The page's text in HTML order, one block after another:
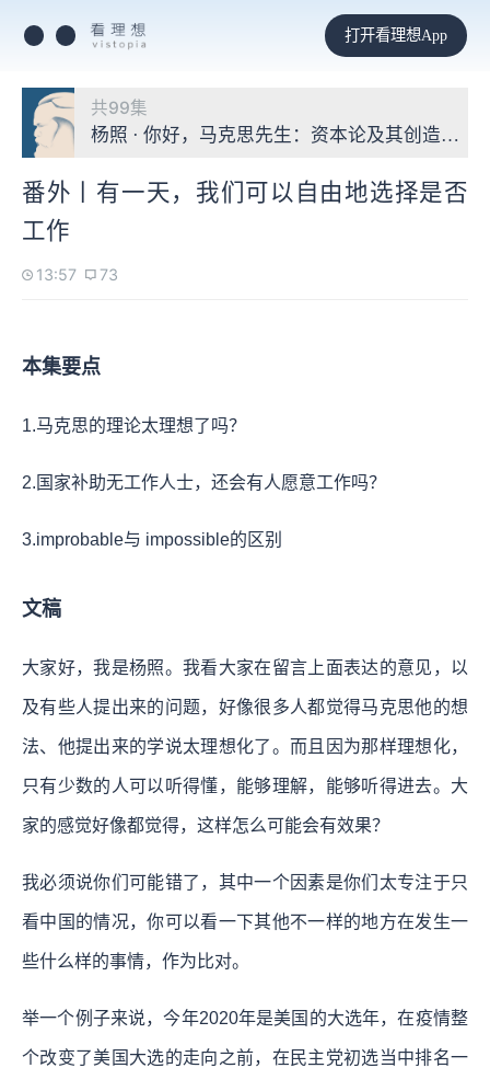
打开看理想App
共99集
杨照 · 你好，马克思先生：资本论及其创造的世
番外丨有一天，我们可以自由地选择是否
工作
13:57 73
本集要点
1.马克思的理论太理想了吗？
2.国家补助无工作人士，还会有人愿意工作吗？
3.improbable与 impossible的区别
文稿
大家好，我是杨照。我看大家在留言上面表达的意见，以
及有些人提出来的问题，好像很多人都觉得马克思他的想
法、他提出来的学说太理想化了。而且因为那样理想化，
只有少数的人可以听得懂，能够理解，能够听得进去。大
家的感觉好像都觉得，这样怎么可能会有效果？
我必须说你们可能错了，其中一个因素是你们太专注于只
看中国的情况，你可以看一下其他不一样的地方在发生一
些什么样的事情，作为比对。
举一个例子来说，今年2020年是美国的大选年，在疫情整
个改变了美国大选的走向之前，在民主党初选当中排名一